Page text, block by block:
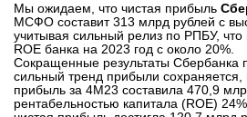
Мы ожидаем, что чистая прибыль
МСФО составит 313 млрд рублей с
учитывая сильный релиз по РПБУ, что
ROE банка на 2023 год с около 20%.
Сокращенные результаты
сильный тренд прибыли сохраняется,
прибыль за 4М23 составила 470,9
рентабельностью капитала (ROE)